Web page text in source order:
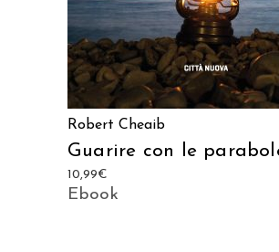
Robert Cheaib
Guarire con le
10,99€
Ebook